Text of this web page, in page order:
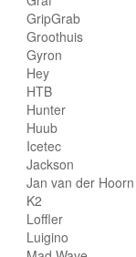
GripGrab
Groothuis
Gyron
Hey
HTB
Hunter
Huub
Icetec
Jackson
Jan van der Hoorn
K2
Loffler
Luigino